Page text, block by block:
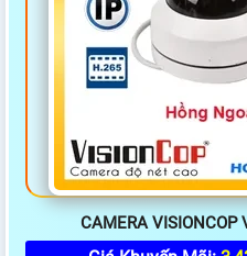
CAMERA VISIONCOP